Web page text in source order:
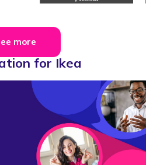
more
for Ikea